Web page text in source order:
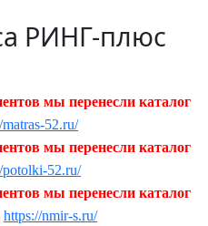
РИНГ-плюс
мы перенесли каталог
52.ru/
мы перенесли каталог
potolki-52.ru/
мы перенесли каталог
https://nmir-s.ru/